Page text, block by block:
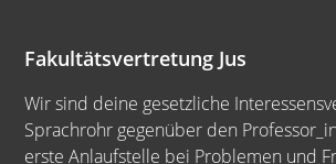
Fakultätsvertretung Jus
Wir sind deine gesetzliche
Sprachrohr gegenüber den
erste Anlaufstelle bei Problemen und